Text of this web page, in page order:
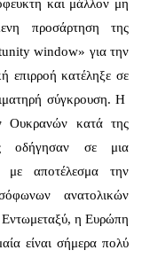
και μάλλον μη
προσάρτηση της
window» για την
επιρροή κατέληξε σε
σύγκρουση. Η
Ουκρανών κατά της
οδήγησαν σε μια
με αποτέλεσμα την
ανατολικών
η Ευρώπη
είναι σήμερα πολύ